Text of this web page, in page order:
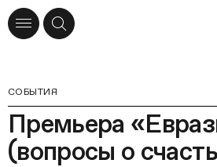
СОБЫТИЯ
Премьера
(вопросы о